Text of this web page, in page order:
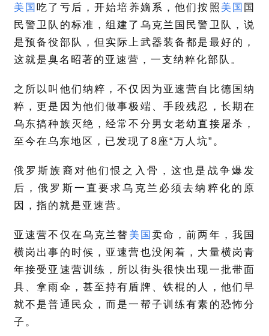
美国吃了亏后，开始培养嫡系，他们按照 美国 国
民警卫队的标准，组建了乌克兰国民警卫队，说
是预备役部队，但实际上武器装备都是最好的，
这就是臭名昭著的亚速营，一支纳粹化部队。
之所以叫他们纳粹，不仅因为亚速营自比德国纳
粹，更是因为他们做事极端、手段残忍，长期在
乌东搞种族灭绝，经常不分男女老幼直接屠杀，
至今在乌东地区，已发现了 8座“万人坑”。
俄罗斯族裔对他们恨之入骨，这也是战争爆发
后，俄罗斯一直要求乌克兰必须去纳粹化的原
因，指的就是亚速营。
亚速营不仅在乌克兰替 美国 卖命，前两年，我国
横岗出事的时候，亚速营也没闲着，大量横岗青
年接受亚速营训练，所以街头很快出现一批带面
具、拿雨伞，甚至持有盾牌、铁棍的人，他们早
就不是普通民众，而是一帮子训练有素的恐怖分
子。